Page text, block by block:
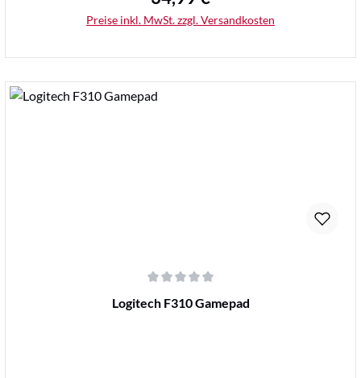
Preise inkl. MwSt. zzgl. Versandkosten
Durchschnittliche Bewertung von 0 von 5 Sternen
Logitech F310 Gamepad